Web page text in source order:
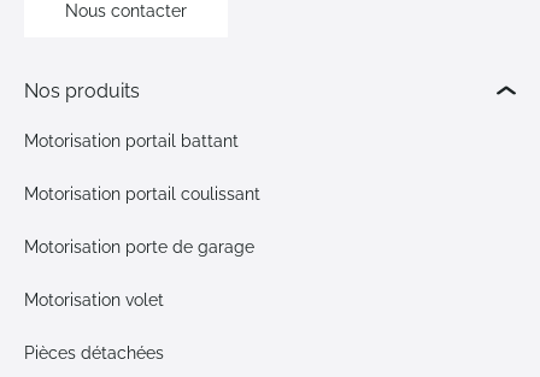
Nous contacter
Nos produits
Motorisation portail battant
Motorisation portail coulissant
Motorisation porte de garage
Motorisation volet
Pièces détachées